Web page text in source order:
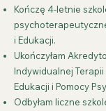
Kończę 4-letnie
i Edukacji.
Ukończyłam
Indywidualnej
Edukacji i Pomocy
Odbyłam liczne